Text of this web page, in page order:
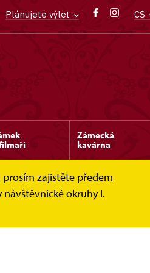
Plánujete výlet CS
Zámecká
kavárna
zajistěte předem
okruhy I.